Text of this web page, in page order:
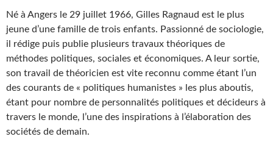
Né à Angers le 29 juillet 1966, Gilles Ragnaud est le plus
jeune d’une famille de trois enfants. Passionné de sociologie,
il rédige puis publie plusieurs travaux théoriques de
méthodes politiques, sociales et économiques. A leur sortie,
son travail de théoricien est vite reconnu comme étant l’un
des courants de « politiques humanistes » les plus aboutis,
étant pour nombre de personnalités politiques et décideurs à
travers le monde, l’une des inspirations à l’élaboration des
sociétés de demain.